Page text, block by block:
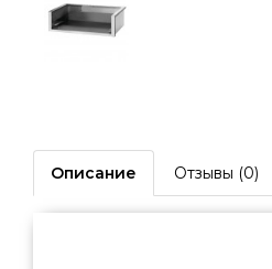
Описание Отзывы (0)